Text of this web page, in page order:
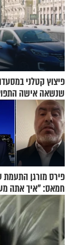
פיצוץ קטלני
שנשאה אישה
פירס מורגן התעמת
חמאס: "איך אתה
שלא ביצעתם